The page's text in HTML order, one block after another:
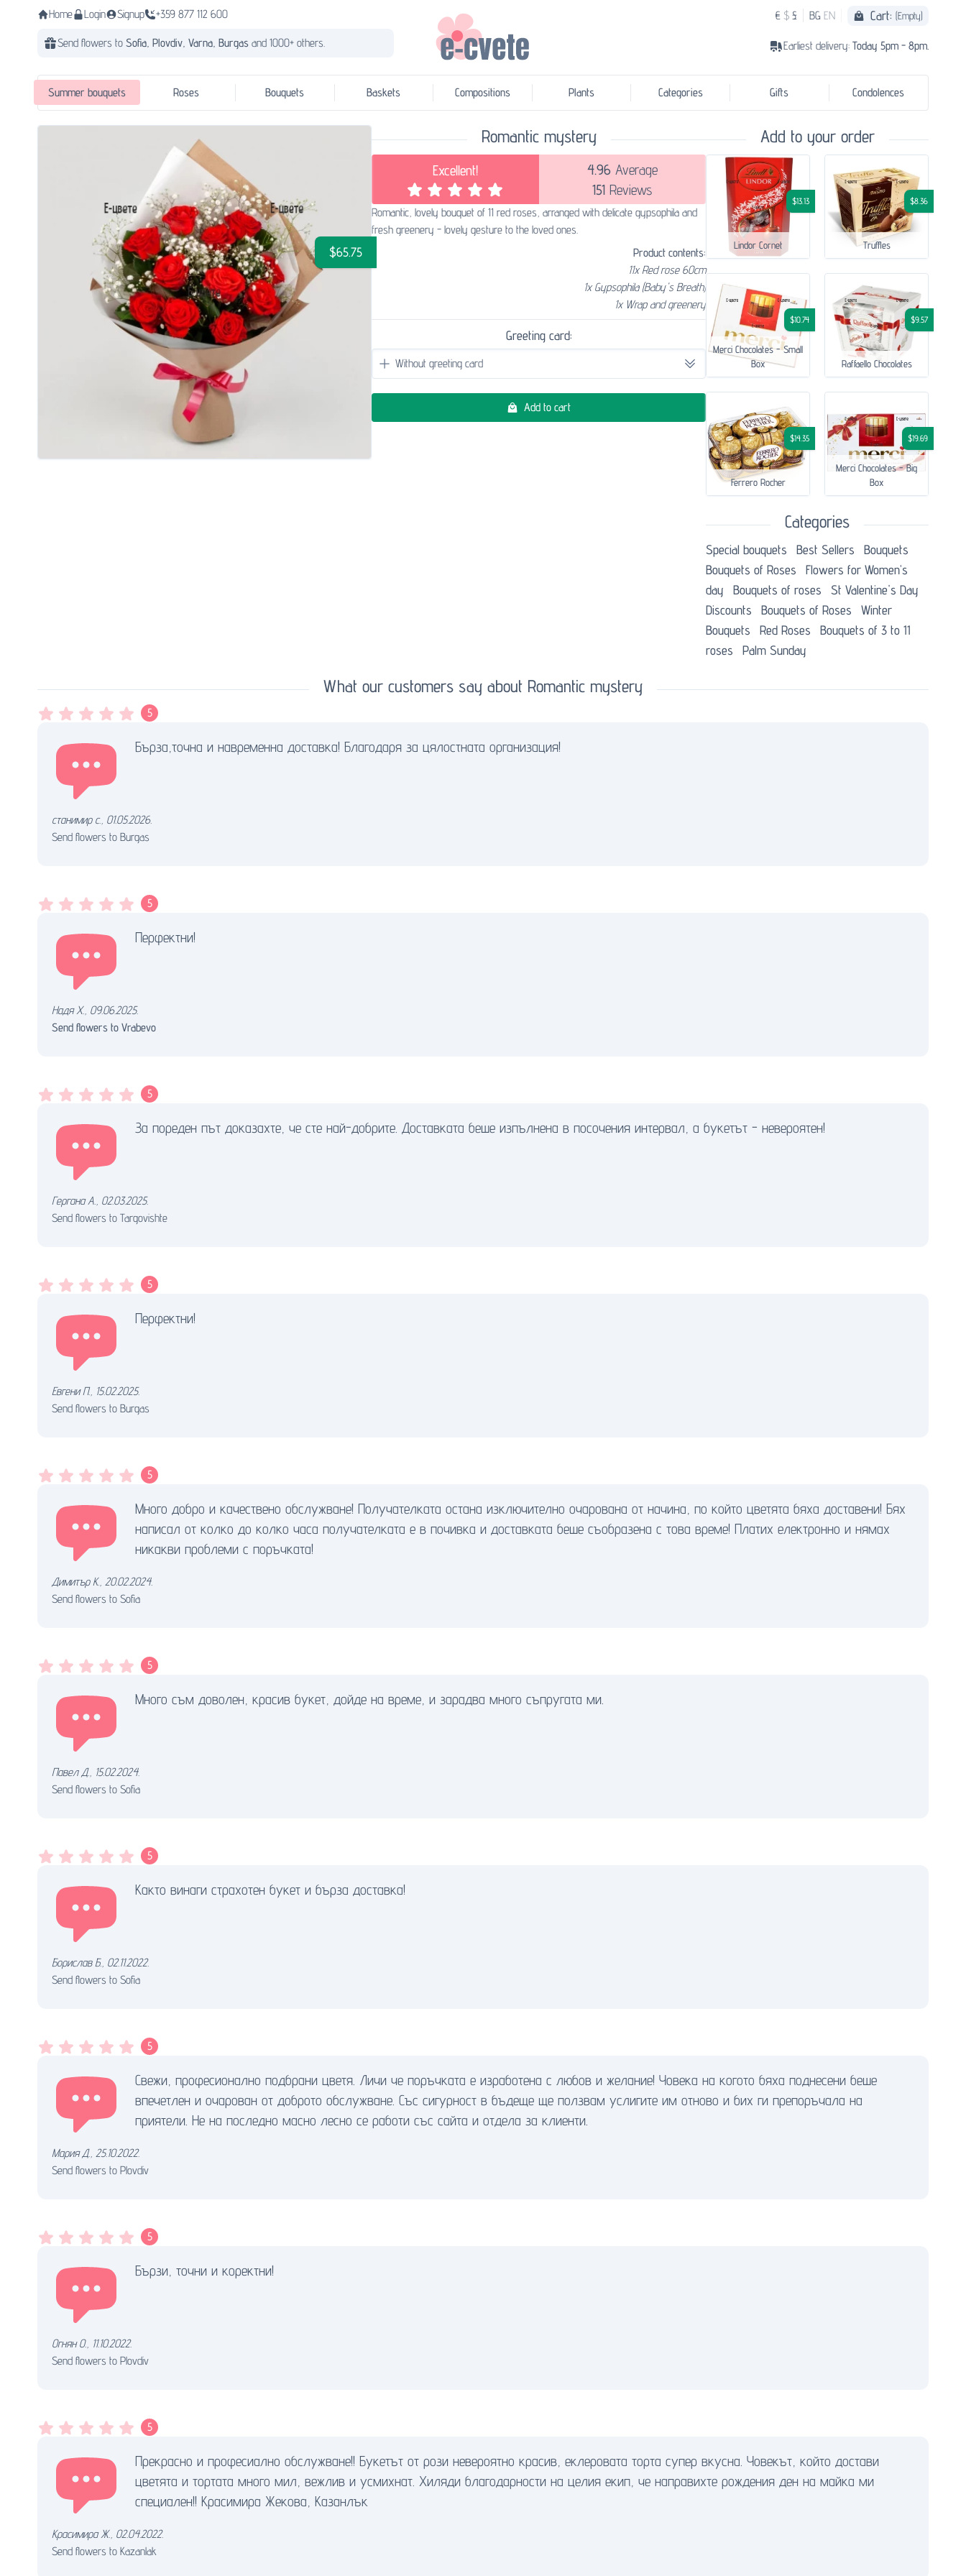
Home Login Signup +359 877 112 600
Send flowers to Sofia, Plovdiv, Varna, Burgas and 1000+ others.
€ $ £ BG EN Cart: (Empty)
Earliest delivery: Today 5pm - 8pm.
Summer bouquets Roses Bouquets Baskets Compositions Plants Categories Gifts Condolences
$65.75
Romantic mystery
Excellent! 4.96 Average
151 Reviews
Romantic, lovely bouquet of 11 red roses, arranged with delicate gypsophila and
fresh greenery - lovely gesture to the loved ones.
Product contents:
11x Red rose 60cm
1x Gypsophila (Baby's Breath)
1x Wrap and greenery
Greeting card:
Add to cart
Add to your order
$13.13
Lindor Cornet
$8.36
Truffles
$10.74
Merci Chocolates - Small
Box
$9.57
Raffaello Chocolates
$14.35
Ferrero Rocher
$19.69
Merci Chocolates - Big
Box
Categories
Special bouquets Best Sellers
Bouquets
Bouquets of Roses
Flowers for Women’s
day
Bouquets of roses
St Valentine's Day
Discounts
Bouquets of Roses
Winter
Bouquets
Red Roses
Bouquets of 3 to 11
roses
Palm Sunday
What our customers say about Romantic mystery
5
Бърза,точна и навременна доставка! Благодаря за цялостната организация!
станимир с., 01.05.2026.
Send flowers to Burgas
5
Перфектни!
Надя Х., 09.06.2025.
Send flowers to Vrabevo
5
За пореден път доказахте, че сте най-добрите. Доставката беше изпълнена в посочения интервал, а букетът - невероятен!
Гергана А., 02.03.2025.
Send flowers to Targovishte
5
Перфектни!
Евгени П., 15.02.2025.
Send flowers to Burgas
5
Много добро и качествено обслужване! Получателката остана изключително очарована от начина, по който цветята бяха доставени! Бях
написал от колко до колко часа получателката е в почивка и доставката беше съобразена с това време! Платих електронно и нямах
никакви проблеми с поръчката!
Димитър К., 20.02.2024.
Send flowers to Sofia
5
Много съм доволен, красив букет, дойде на време, и зарадва много съпругата ми.
Павел Д., 15.02.2024.
Send flowers to Sofia
5
Както винаги страхотен букет и бърза доставка!
Борислав Б., 02.11.2022.
Send flowers to Sofia
5
Свежи, професионално подбрани цветя. Личи че поръчката е изработена с любов и желание! Човека на когото бяха поднесени беше
впечетлен и очарован от доброто обслужване. Със сигурност в бъдеще ще ползвам услигите им отново и бих ги препоръчала на
приятели. Не на последно масно лесно се работи със сайта и отдела за клиенти.
Мария Д., 25.10.2022.
Send flowers to Plovdiv
5
Бързи, точни и коректни!
Огнян О., 11.10.2022.
Send flowers to Plovdiv
5
Прекрасно и професиално обслужване!! Букетът от рози невероятно красив, еклеровата торта супер вкусна. Човекът, който достави
цветята и тортата много мил, вежлив и усмихнат. Хиляди благодарности на целия екип, че направихте рождения ден на майка ми
специален!! Красимира Жекова, Казанлък
Красимира Ж., 02.04.2022.
Send flowers to Kazanlak